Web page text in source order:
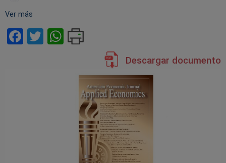
Ver más
Facebook
TwitterWhatsApp
Descargar documento